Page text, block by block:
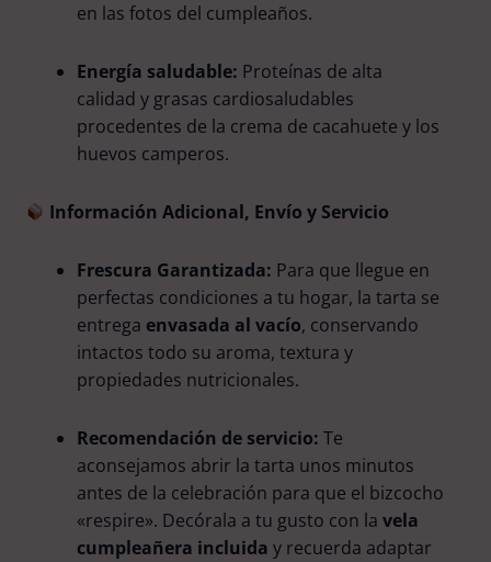
en las fotos del cumpleaños.
Energía saludable: Proteínas de alta
calidad y grasas cardiosaludables
procedentes de la crema de cacahuete y los
huevos camperos.
Información Adicional, Envío y Servicio
Frescura Garantizada: Para que llegue en
perfectas condiciones a tu hogar, la tarta se
entrega envasada al vacío, conservando
intactos todo su aroma, textura y
propiedades nutricionales.
Recomendación de servicio: Te
aconsejamos abrir la tarta unos minutos
antes de la celebración para que el bizcocho
«respire». Decórala a tu gusto con lavela
cumpleañera incluida y recuerda adaptar